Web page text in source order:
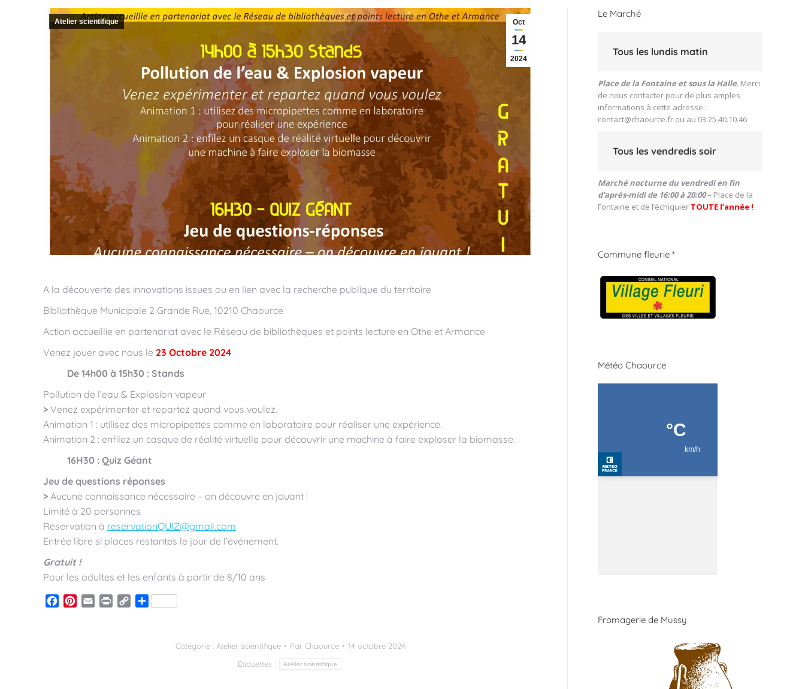
Oct
14
2024
Atelier scientifique
A la découverte des innovations issues ou en lien avec la recherche publique du territoire
Bibliothèque Municipale 2 Grande Rue, 10210 Chaource
Action accueillie en partenariat avec le Réseau de bibliothèques et points lecture en Othe et Armance
Venez jouer avec nous le 23 Octobre 2024
De 14h00 à 15h30 : Stands
Pollution de l’eau & Explosion vapeur
> Venez expérimenter et repartez quand vous voulez.
Animation 1 : utilisez des micropipettes comme en laboratoire pour réaliser une expérience.
Animation 2 : enfilez un casque de réalité virtuelle pour découvrir une machine à faire exploser la biomasse.
16H30 : Quiz Géant
Jeu de questions réponses
> Aucune connaissance nécessaire – on découvre en jouant !
Limité à 20 personnes
Réservation à reservationQUIZ@gmail.com
Entrée libre si places restantes le jour de l’événement.
Gratuit !
Pour les adultes et les enfants à partir de 8/10 ans
Facebook
Pinterest
Email Print
CopyPartager
Catégorie : Atelier scientifique Par Chaource
14 octobre 2024
Étiquettes :
Atelier scientifique
Le Marché
Tous les lundis matin
Place de la Fontaine et sous la Halle. Merci
de nous contacter pour de plus amples
informations à cette adresse :
contact@chaource.fr ou au 03.25.40.10.46
Tous les vendredis soir
Marché nocturne du vendredi en fin
d’après-midi de 16:00 à 20:00– Place de la
Fontaine et de l’échiquier TOUTE l’année !
Commune fleurie *
Météo Chaource
Fromagerie de Mussy